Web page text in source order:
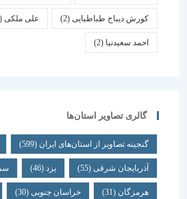
کورش دیباج طباطبایی(2) علی ملکی(2)
احمد سعیدنیا (2)
گالری تصاویر استان‌ها
گنجینه تصاویر از استان‌های ایران(599) اصفهان
آذربایجان شرقی(55) یزد سمنان (39)
هرمزگان(31) خراسان جنوبی(30) مرکزی